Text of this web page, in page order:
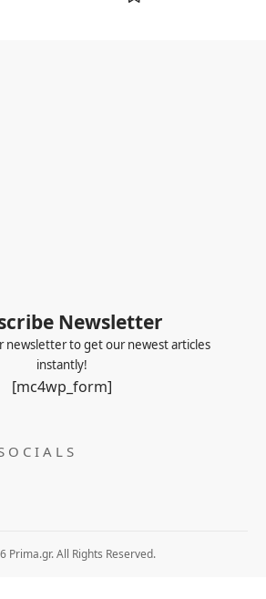
Newsletter
newsletter to get our newest articles
instantly!
[mc4wp_form]
Prima.gr. All Rights Reserved.